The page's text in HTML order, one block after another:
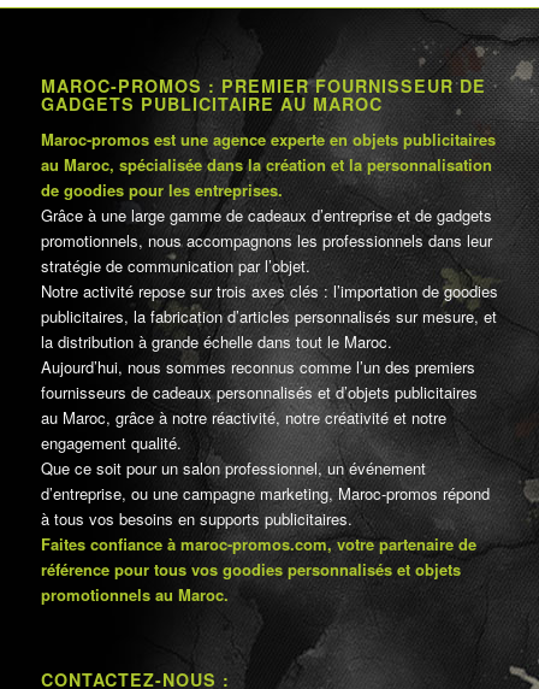
MAROC-PROMOS : PREMIER FOURNISSEUR DE
GADGETS PUBLICITAIRE AU MAROC
Maroc-promos est une agence experte en objets publicitaires
au Maroc, spécialisée dans la création et la personnalisation
de goodies pour les entreprises.
Grâce à une large gamme de cadeaux d’entreprise et de gadgets
promotionnels, nous accompagnons les professionnels dans leur
stratégie de communication par l’objet.
Notre activité repose sur trois axes clés : l’importation de goodies
publicitaires, la fabrication d’articles personnalisés sur mesure, et
la distribution à grande échelle dans tout le Maroc.
Aujourd’hui, nous sommes reconnus comme l’un des premiers
fournisseurs de cadeaux personnalisés et d’objets publicitaires
au Maroc, grâce à notre réactivité, notre créativité et notre
engagement qualité.
Que ce soit pour un salon professionnel, un événement
d’entreprise, ou une campagne marketing, Maroc-promos répond
à tous vos besoins en supports publicitaires.
Faites confiance à maroc-promos.com, votre partenaire de
référence pour tous vos goodies personnalisés et objets
promotionnels au Maroc.
CONTACTEZ-NOUS :